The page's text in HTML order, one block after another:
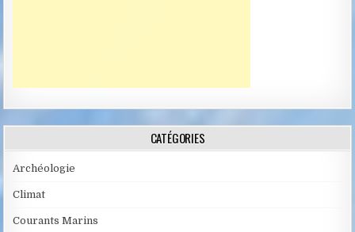
CATÉGORIES
Archéologie
Climat
Courants Marins